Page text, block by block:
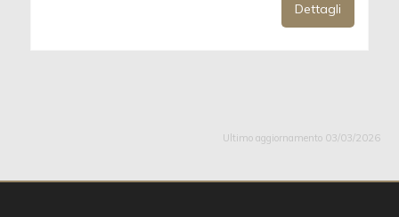
Dettagli
Ultimo aggiornamento 03/03/2026